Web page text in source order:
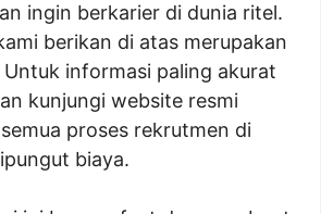
ingin berkarier di dunia ritel.
berikan di atas merupakan
informasi paling akurat
kunjungi website resmi
proses rekrutmen di
biaya.